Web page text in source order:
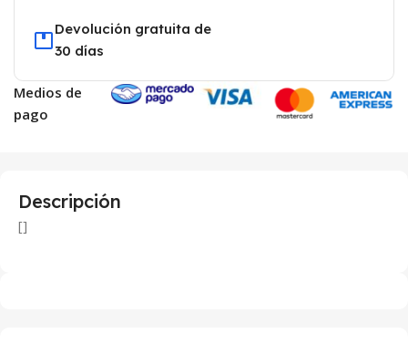
Devolución gratuita de
30 días
Medios de
pago
Descripción
[]